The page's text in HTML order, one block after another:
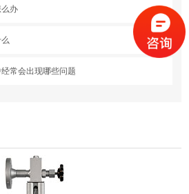
办
常会出现哪些问题